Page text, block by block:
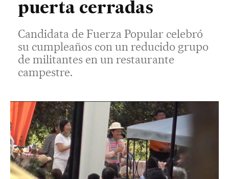
puerta cerradas
Candidata de Fuerza Popular celebró
su cumpleaños con un reducido grupo
de militantes en un restaurante
campestre.